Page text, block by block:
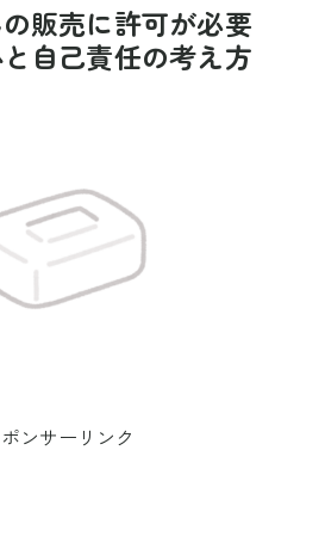
販売に許可が必要
自己責任の考え方
ンサーリンク